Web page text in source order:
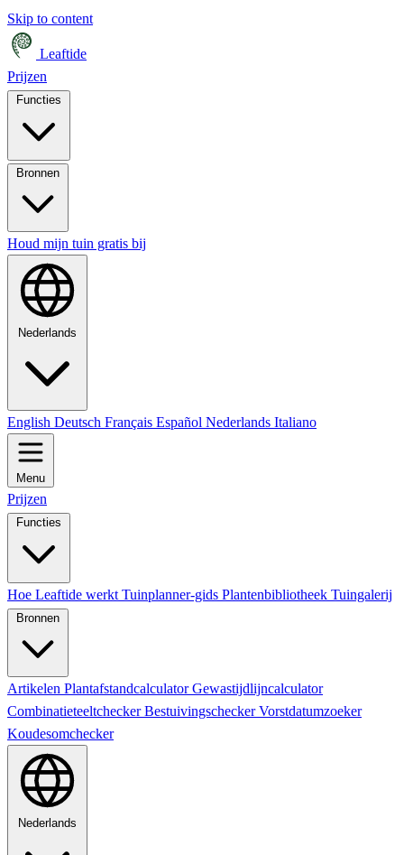
Skip to content
Leaftide
Prijzen
Houd mijn tuin gratis bij
Nederlands
English Deutsch Français Español Nederlands Italiano
Menu
Prijzen
Functies
Hoe Leaftide werkt Tuinplanner-gids Plantenbibliotheek Tuingalerij
Bronnen
Artikelen PlantafstandcalculatorGewastijdlijncalculator
CombinatieteeltcheckerBestuivingscheckerVorstdatumzoeker
Koudesomchecker
Nederlands